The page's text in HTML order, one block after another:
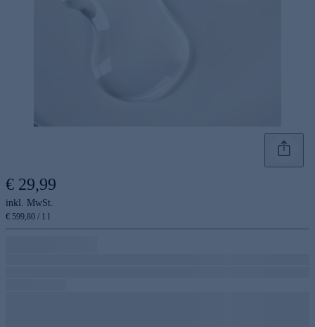
€ 29,99
inkl. MwSt.
€ 599,80 / 1 l